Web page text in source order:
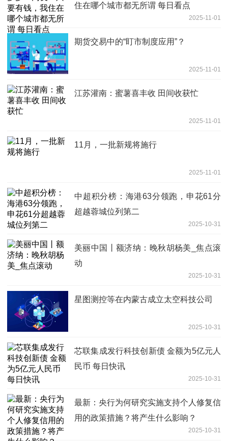
住在哪个城市都无所谓 每日看点
2025-11-01
期货交易中的“盯市制度应用”？
2025-11-01
江苏灌南：蜜薯喜丰收 田间收获忙
2025-11-01
11月，一批新规将施行
2025-11-01
中超积分榜：海港63分领跑，申花61分
超越蓉城位列第二
2025-10-31
美丽中国丨额济纳：晚秋胡杨美_焦点滚
动
2025-10-31
星图测控等在内蒙古成立太空科技公司
2025-10-31
芯联集成发行科技创新债 金额为5亿元人
民币 每日快讯
2025-10-31
最新：央行为何研究实施支持个人修复信
用的政策措施？将产生什么影响？
2025-10-31